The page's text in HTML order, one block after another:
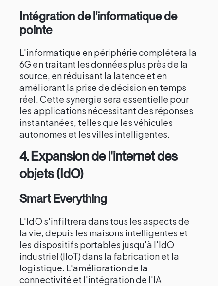
Intégration de l'informatique de
pointe
L'informatique en périphérie complétera la
6G en traitant les données plus près de la
source, en réduisant la latence et en
améliorant la prise de décision en temps
réel. Cette synergie sera essentielle pour
les applications nécessitant des réponses
instantanées, telles que les véhicules
autonomes et les villes intelligentes.
4.Expansion de l'internet des
objets (IdO)
Smart Everything
L'IdO s'infiltrera dans tous les aspects de
la vie, depuis les maisons intelligentes et
les dispositifs portables jusqu'à l'IdO
industriel (IIoT) dans la fabrication et la
logistique. L'amélioration de la
connectivité et l'intégration de l'IA